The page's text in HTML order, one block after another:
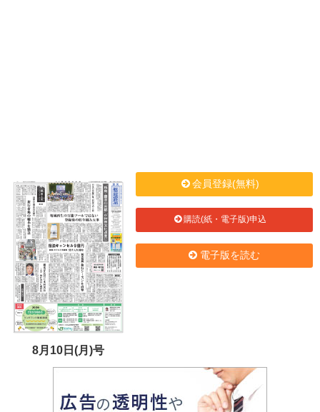
8月10日(月)号
会員登録(無料)
購読(紙・電子版)申込
電子版を読む